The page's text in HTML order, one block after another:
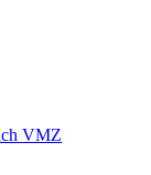
VMZ